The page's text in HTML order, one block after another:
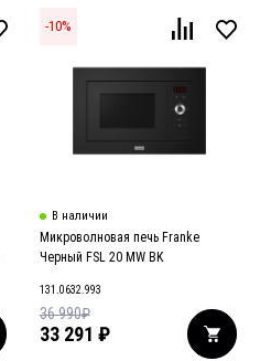
-10%
В наличии
Микроволновая печь Franke
Черный FSL 20 MW BK
131.0632.993
33 291 ₽
36 990₽